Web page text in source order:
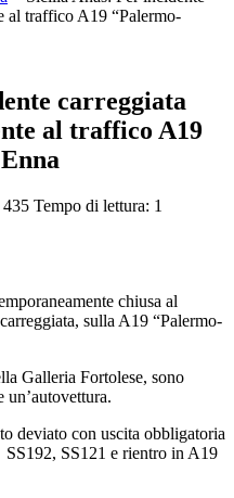
al traffico A19 “Palermo-
carreggiata
al traffico A19
Tempo di lettura: 1
chiusa al
sulla A19 “Palermo-
Galleria Fortolese, sono
un’autovettura.
deviato con uscita obbligatoria
SS121 e rientro in A19